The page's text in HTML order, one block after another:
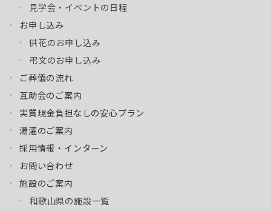
見学会・イベントの日程
お申し込み
供花のお申し込み
弔文のお申し込み
ご葬儀の流れ
互助会のご案内
実質現金負担なしの安心プラン
湯灌のご案内
採用情報・インターン
お問い合わせ
施設のご案内
和歌山県の施設一覧